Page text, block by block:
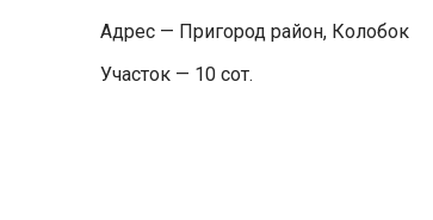
Адрес — Пригород район, Колобок
Участок — 10 сот.